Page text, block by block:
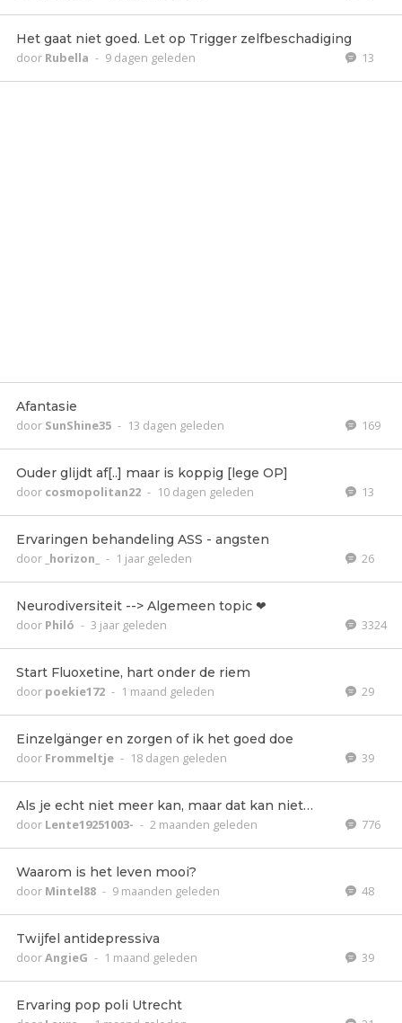
Het gaat niet goed. Let op Trigger zelfbeschadiging
door Rubella - 9 dagen geleden 13
Afantasie
door SunShine35 - 13 dagen geleden 169
Ouder glijdt af[..] maar is koppig [lege OP]
door cosmopolitan22 - 10 dagen geleden 13
Ervaringen behandeling ASS - angsten
door _horizon_ - 1 jaar geleden 26
Neurodiversiteit --> Algemeen topic ❤
door Philó - 3 jaar geleden 3324
Start Fluoxetine, hart onder de riem
door poekie172 - 1 maand geleden 29
Einzelgänger en zorgen of ik het goed doe
door Frommeltje - 18 dagen geleden 39
Als je echt niet meer kan, maar dat kan niet…
door Lente19251003- - 2 maanden geleden 776
Waarom is het leven mooi?
door Mintel88 - 9 maanden geleden 48
Twijfel antidepressiva
doorAngieG - 1 maand geleden 39
Ervaring pop poli Utrecht